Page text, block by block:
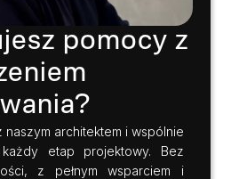
pomocy z
naszym architektem i wspólnie
etap projektowy. Bez
z pełnym wsparciem i